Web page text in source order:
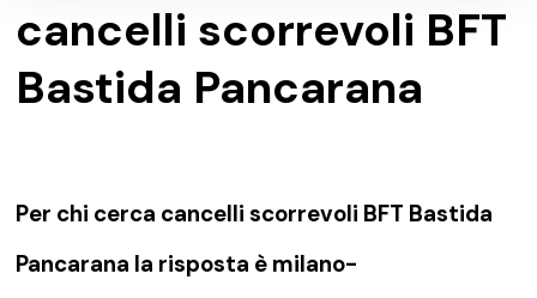
cancelli scorrevoli BFT
Bastida Pancarana
Per chi cerca cancelli scorrevoli BFT Bastida
Pancarana la risposta è milano-